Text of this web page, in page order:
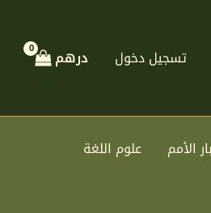
تسجيل دخول درهم
الأمم علوم اللغة